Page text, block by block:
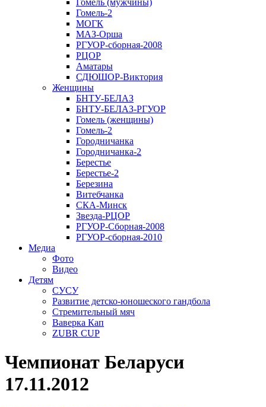
Гомель (мужчины)
Гомель-2
МОГК
МАЗ-Орша
РГУОР-сборная-2008
РЦОР
Аматары
СДЮШОР-Виктория
Женщины
БНТУ-БЕЛАЗ
БНТУ-БЕЛАЗ-РГУОР
Гомель (женщины)
Гомель-2
Городничанка
Городничанка-2
Берестье
Берестье-2
Березина
Витебчанка
СКА-Минск
Звезда-РЦОР
РГУОР-Сборная-2008
РГУОР-сборная-2010
Медиа
Фото
Видео
Детям
СУСУ
Развитие детско-юношеского гандбола
Стремительный мяч
Ваверка Кап
ZUBR CUP
Чемпионат Беларуси
17.11.2012